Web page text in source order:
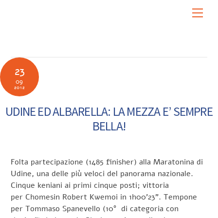
23
09
2012
UDINE ED ALBARELLA: LA MEZZA E’ SEMPRE
BELLA!
Folta partecipazione (1485 finisher) alla Maratonina di
Udine, una delle più veloci del panorama nazionale.
Cinque keniani ai primi cinque posti; vittoria
per Chomesin Robert Kwemoi in 1h00’23”. Tempone
per Tommaso Spanevello (10° di categoria con